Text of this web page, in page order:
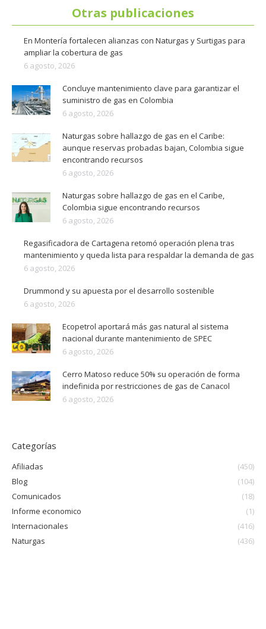
Otras publicaciones
En Montería fortalecen alianzas con Naturgas y Surtigas para
ampliar la cobertura de gas
6 agosto, 2026
Concluye mantenimiento clave para garantizar el
suministro de gas en Colombia
6 agosto, 2026
Naturgas sobre hallazgo de gas en el Caribe:
aunque reservas probadas bajan, Colombia sigue
encontrando recursos
6 agosto, 2026
Naturgas sobre hallazgo de gas en el Caribe,
Colombia sigue encontrando recursos
6 agosto, 2026
Regasificadora de Cartagena retomó operación plena tras
mantenimiento y queda lista para respaldar la demanda de gas
6 agosto, 2026
Drummond y su apuesta por el desarrollo sostenible
6 agosto, 2026
Ecopetrol aportará más gas natural al sistema
nacional durante mantenimiento de SPEC
6 agosto, 2026
Cerro Matoso reduce 50% su operación de forma
indefinida por restricciones de gas de Canacol
6 agosto, 2026
Categorías
Afiliadas
(450)
Blog
(104)
Comunicados
(18)
Informe economico
(1)
Internacionales
(416)
Naturgas
(436)